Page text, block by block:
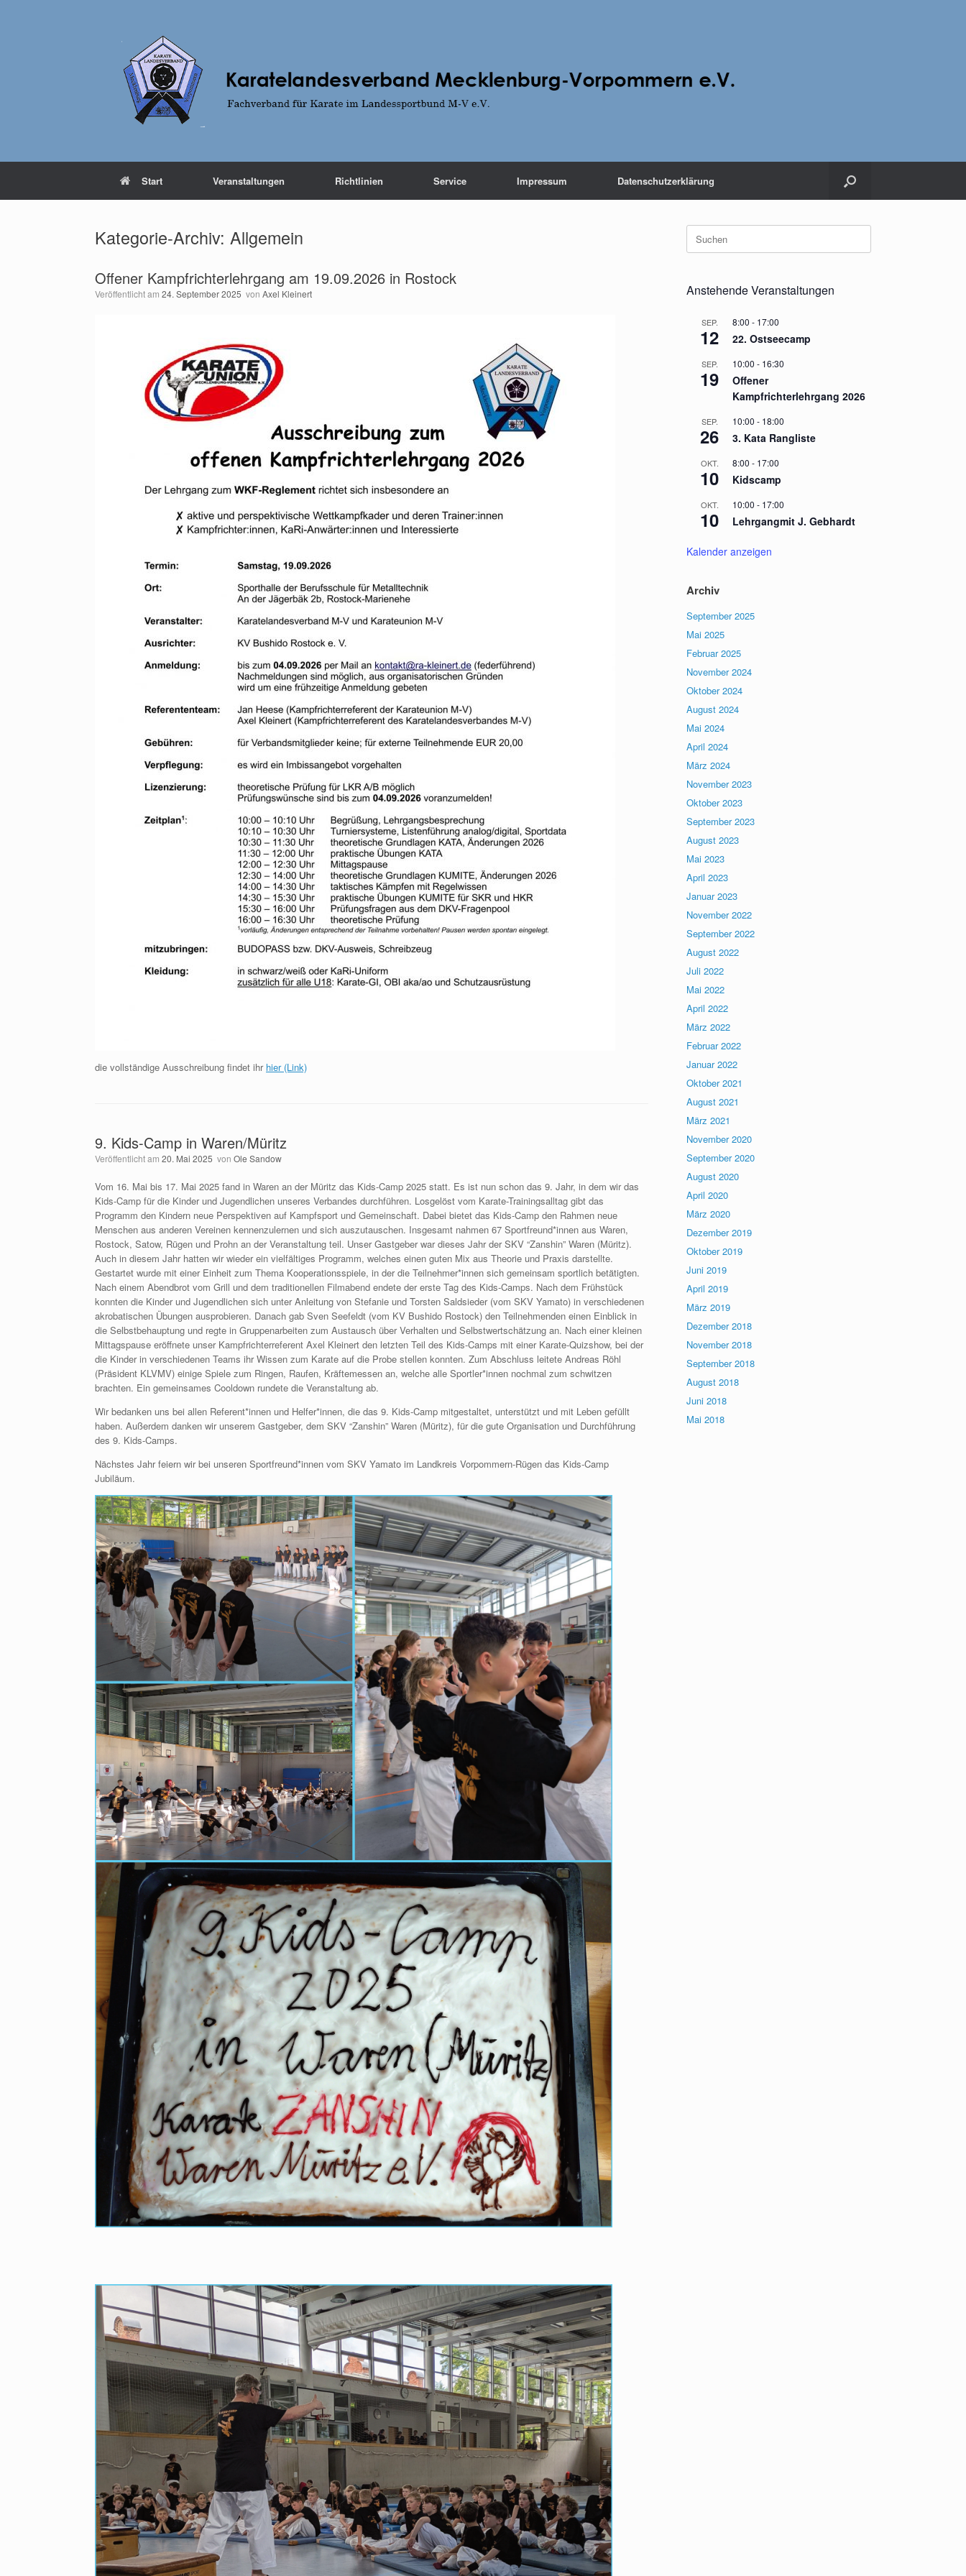
Start Veranstaltungen Richtlinien Service Impressum Datenschutzerklärung
Kategorie-Archiv: Allgemein
Offener Kampfrichterlehrgang am 19.09.2026 in Rostock
Veröffentlicht am 24. September 2025 von Axel Kleinert
die vollständige Ausschreibung findet ihr hier (Link)
9. Kids-Camp in Waren/Müritz
Veröffentlicht am 20. Mai 2025 von Ole Sandow
Vom 16. Mai bis 17. Mai 2025 fand in Waren an der Müritz das Kids-Camp 2025 statt. Es ist nun schon das 9. Jahr, in dem wir das
Kids-Camp für die Kinder und Jugendlichen unseres Verbandes durchführen. Losgelöst vom Karate-Trainingsalltag gibt das
Programm den Kindern neue Perspektiven auf Kampfsport und Gemeinschaft. Dabei bietet das Kids-Camp den Rahmen neue
Menschen aus anderen Vereinen kennenzulernen und sich auszutauschen. Insgesamt nahmen 67 Sportfreund*innen aus Waren,
Rostock, Satow, Rügen und Prohn an der Veranstaltung teil. Unser Gastgeber war dieses Jahr der SKV “Zanshin” Waren (Müritz).
Auch in diesem Jahr hatten wir wieder ein vielfältiges Programm, welches einen guten Mix aus Theorie und Praxis darstellte.
Gestartet wurde mit einer Einheit zum Thema Kooperationsspiele, in der die Teilnehmer*innen sich gemeinsam sportlich betätigten.
Nach einem Abendbrot vom Grill und dem traditionellen Filmabend endete der erste Tag des Kids-Camps. Nach dem Frühstück
konnten die Kinder und Jugendlichen sich unter Anleitung von Stefanie und Torsten Saldsieder (vom SKV Yamato) in verschiedenen
akrobatischen Übungen ausprobieren. Danach gab Sven Seefeldt (vom KV Bushido Rostock) den Teilnehmenden einen Einblick in
die Selbstbehauptung und regte in Gruppenarbeiten zum Austausch über Verhalten und Selbstwertschätzung an. Nach einer kleinen
Mittagspause eröffnete unser Kampfrichterreferent Axel Kleinert den letzten Teil des Kids-Camps mit einer Karate-Quizshow, bei der
die Kinder in verschiedenen Teams ihr Wissen zum Karate auf die Probe stellen konnten. Zum Abschluss leitete Andreas Röhl
(Präsident KLVMV) einige Spiele zum Ringen, Raufen, Kräftemessen an, welche alle Sportler*innen nochmal zum schwitzen
brachten. Ein gemeinsames Cooldown rundete die Veranstaltung ab.
Wir bedanken uns bei allen Referent*innen und Helfer*innen, die das 9. Kids-Camp mitgestaltet, unterstützt und mit Leben gefüllt
haben. Außerdem danken wir unserem Gastgeber, dem SKV “Zanshin” Waren (Müritz), für die gute Organisation und Durchführung
des 9. Kids-Camps.
Nächstes Jahr feiern wir bei unseren Sportfreund*innen vom SKV Yamato im Landkreis Vorpommern-Rügen das Kids-Camp
Jubiläum.
Suche
nach:
Anstehende Veranstaltungen
SEP.
12
8:00 - 17:00
22. Ostseecamp
SEP.
19
10:00 - 16:30
Offener
Kampfrichterlehrgang 2026
SEP.
26
10:00 - 18:00
3. Kata Rangliste
OKT.
10
8:00 - 17:00
Kidscamp
OKT.
10
10:00 - 17:00
Lehrgangmit J. Gebhardt
Kalender anzeigen
Archiv
September 2025
Mai 2025
Februar 2025
November 2024
Oktober 2024
August 2024
Mai 2024
April 2024
März 2024
November 2023
Oktober 2023
September 2023
August 2023
Mai 2023
April 2023
Januar 2023
November 2022
September 2022
August 2022
Juli 2022
Mai 2022
April 2022
März 2022
Februar 2022
Januar 2022
Oktober 2021
August 2021
März 2021
November 2020
September 2020
August 2020
April 2020
März 2020
Dezember 2019
Oktober 2019
Juni 2019
April 2019
März 2019
Dezember 2018
November 2018
September 2018
August 2018
Juni 2018
Mai 2018